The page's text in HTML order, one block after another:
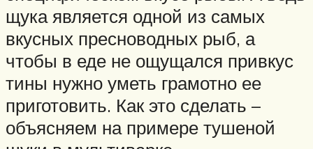
щука является одной из самых
вкусных пресноводных рыб, а
чтобы в еде не ощущался привкус
тины нужно уметь грамотно ее
приготовить. Как это сделать –
объясняем на примере тушеной